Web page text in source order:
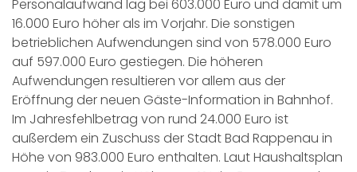
Personalaufwand lag bei 603.000 Euro und damit um
16.000 Euro höher als im Vorjahr. Die sonstigen
betrieblichen Aufwendungen sind von 578.000 Euro
auf 597.000 Euro gestiegen. Die höheren
Aufwendungen resultieren vor allem aus der
Eröffnung der neuen Gäste-Information in Bahnhof.
Im Jahresfehlbetrag von rund 24.000 Euro ist
außerdem ein Zuschuss der Stadt Bad Rappenau in
Höhe von 983.000 Euro enthalten. Laut Haushaltsplan